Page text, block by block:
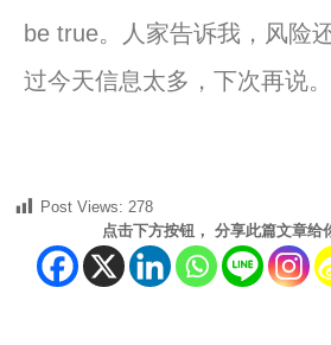
be true。人家告诉我，风险
过今天信息太多，下次再说。
Post Views: 278
点击下方按钮， 分享此篇文章给